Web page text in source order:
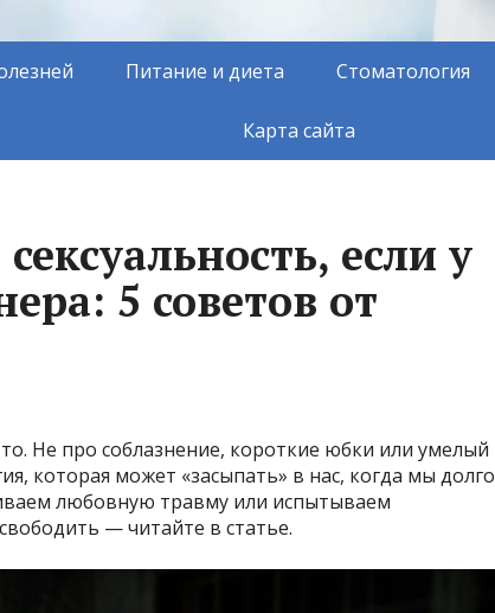
Питание и диета Стоматология
Карта сайта
если у
5 советов от
Не про соблазнение, короткие юбки или умелый
которая может «засыпать» в нас, когда мы долго
любовную травму или испытываем
— читайте в статье.